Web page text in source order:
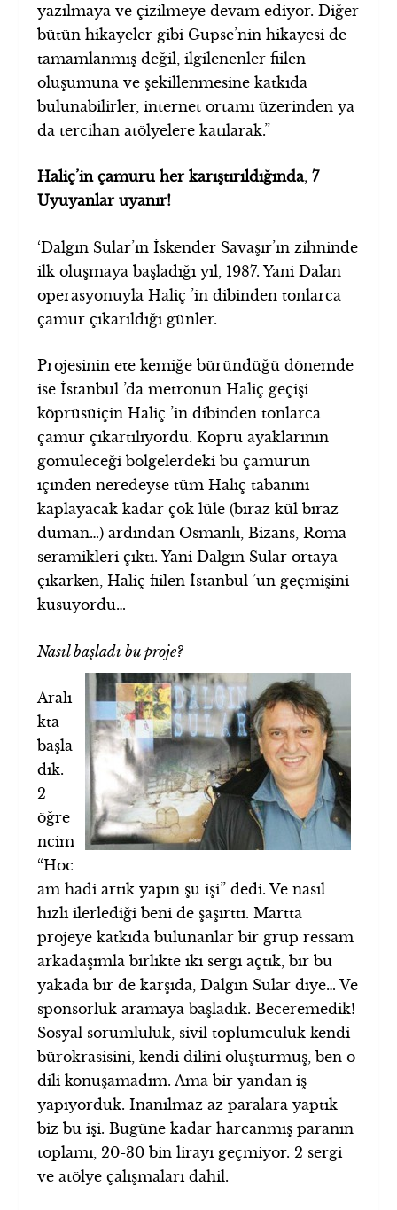
yazılmaya ve çizilmeye devam ediyor. Diğer
bütün hikayeler gibi Gupse’nin hikayesi de
tamamlanmış değil, ilgilenenler fiilen
oluşumuna ve şekillenmesine katkıda
bulunabilirler, internet ortamı üzerinden ya
da tercihan atölyelere katılarak.”
Haliç’in çamuru her karıştırıldığında, 7
Uyuyanlar uyanır!
‘Dalgın Sular’ın İskender Savaşır’ın zihninde
ilk oluşmaya başladığı yıl, 1987. Yani Dalan
operasyonuyla Haliç ’in dibinden tonlarca
çamur çıkarıldığı günler.
Projesinin ete kemiğe büründüğü dönemde
ise İstanbul ’da metronun Haliç geçişi
köprüsüiçin Haliç ’in dibinden tonlarca
çamur çıkartılıyordu. Köprü ayaklarının
gömüleceği bölgelerdeki bu çamurun
içinden neredeyse tüm Haliç tabanını
kaplayacak kadar çok lüle (biraz kül biraz
duman…) ardından Osmanlı, Bizans, Roma
seramikleri çıktı. Yani Dalgın Sular ortaya
çıkarken, Haliç fiilen İstanbul ’un geçmişini
kusuyordu…
Nasıl başladı bu proje?
Aralı
kta
başla
dık.
2
öğre
ncim
“Hoc
am hadi artık yapın şu işi” dedi. Ve nasıl
hızlı ilerlediği beni de şaşırttı. Martta
projeye katkıda bulunanlar bir grup ressam
arkadaşımla birlikte iki sergi açtık, bir bu
yakada bir de karşıda, Dalgın Sular diye… Ve
sponsorluk aramaya başladık. Beceremedik!
Sosyal sorumluluk, sivil toplumculuk kendi
bürokrasisini, kendi dilini oluşturmuş, ben o
dili konuşamadım. Ama bir yandan iş
yapıyorduk. İnanılmaz az paralara yaptık
biz bu işi. Bugüne kadar harcanmış paranın
toplamı, 20-30 bin lirayı geçmiyor. 2 sergi
ve atölye çalışmaları dahil.